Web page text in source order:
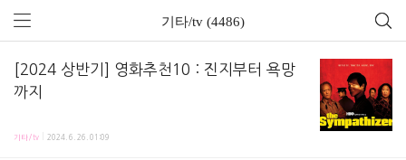
기타/tv (4486)
[2024 상반기] 영화추천10 : 진지부터 욕망
까지
에어컨이 겨울잠 자다가 띠링 깨서전쟁하자는듯 올라가는 온도x습도와대치하는 시기,무서
기타/tv 2024. 6. 26. 01:09